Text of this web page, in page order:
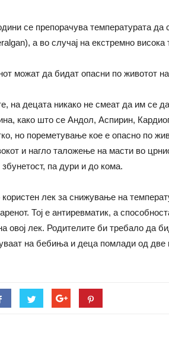
се препорачува температурата
а во случај на екстремно
можат да бидат опасни по животот
на децата никако не смеат да им се
како што се Андол, Аспирин,
но пореметување кое е опасно по
и нагло таложење на масти во
збунетост, па дури и до кома.
користен лек за снижување на
Тој е антиревматик, а
овој лек. Родителите би требало да
на бебиња и деца помлади од две